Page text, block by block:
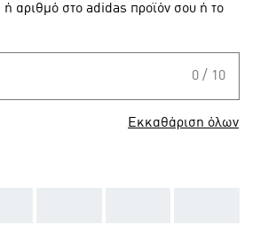
ή αριθμό στο adidas προϊόν σου ή το
0 / 10
Εκκαθάριση όλων